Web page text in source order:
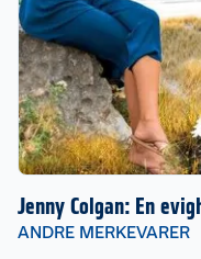
Jenny Colgan: En
ANDRE MERKEVARER